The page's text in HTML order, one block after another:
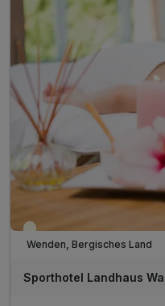
inkl. leihweise Bademantel
inkl. Nutzung von
inkl. Parken direkt am Hotel
inkl. WLAN
Teilweise ausgelastet
Wenden, Bergisches Land
Sporthotel Landhaus